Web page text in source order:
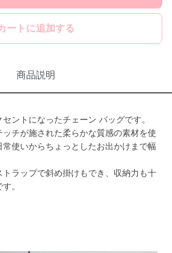
ートに追加する
商品説明
セントになったチェーン バッグです。
チが施された柔らかな質感の素材を使
常使いからちょっとしたお出かけまで幅
トラップで斜め掛けもでき、収納力も十
。